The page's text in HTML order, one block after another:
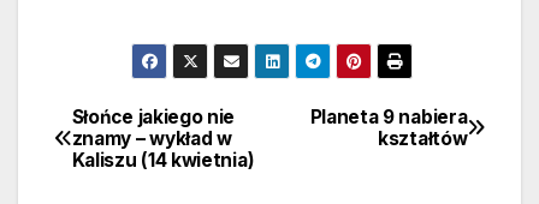
Nawigacja
wpisu
Planeta 9 nabiera
kształtów
Słońce jakiego nie
znamy – wykład w
Kaliszu (14 kwietnia)